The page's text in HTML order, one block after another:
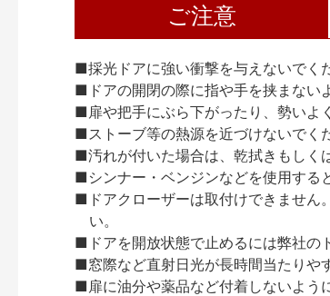
ご注意
■採光ドアに強い衝撃を与えないでく
■ドアの開閉の際に指や手を挟まない
■扉や把手にぶら下がったり、勢いよ
■ストーブ等の熱源を近づけないでく
■汚れが付いた場合は、乾拭きもしく
■シンナー・ベンジンなどを使用する
■ドアクローザーは取付けできません
い。
■ドアを開放状態で止めるには弊社の
■窓際など直射日光が長時間当たりや
■扉に油分や薬品など付着しないよう